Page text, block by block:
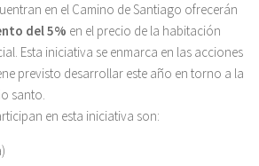
en el Camino de Santiago ofrecerán
del 5% en el precio de la habitación
Esta iniciativa se enmarca en las acciones
previsto desarrollar este año en torno a la
santo.
en esta iniciativa son: